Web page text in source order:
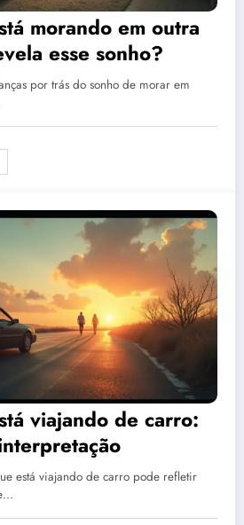
morando em outra
esse sonho?
por trás do sonho de morar em
viajando de carro:
está viajando de carro pode refletir